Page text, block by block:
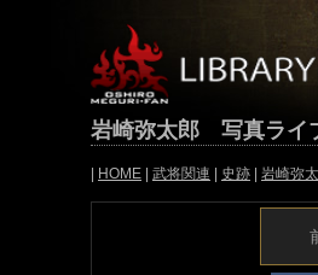
岩崎弥太郎 写真ライ
HOME 武将関連 史跡 岩崎弥